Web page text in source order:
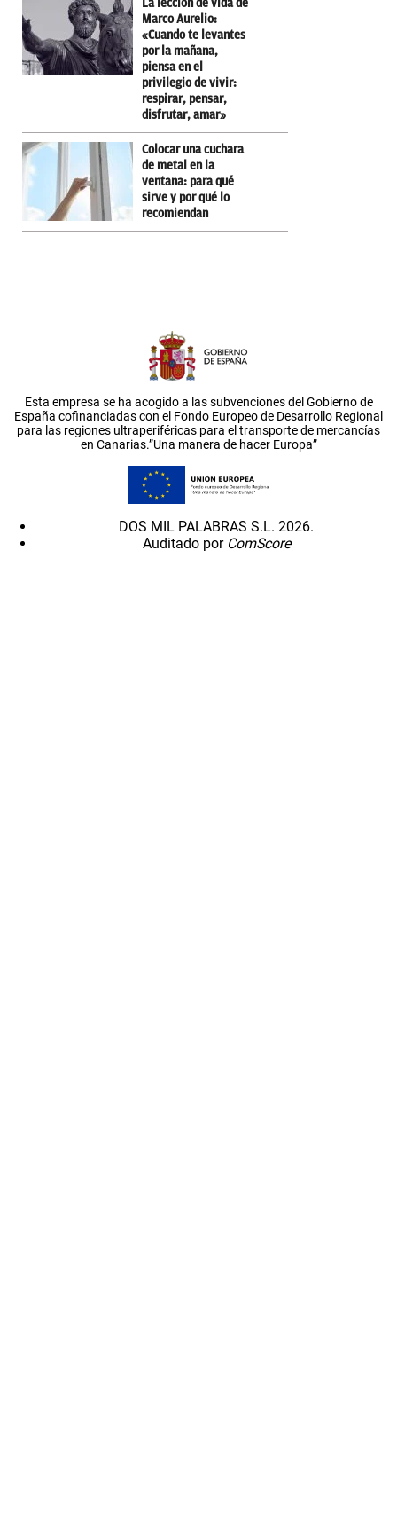
La lección de vida de
Marco Aurelio:
«Cuando te levantes
por la mañana,
piensa en el
privilegio de vivir:
respirar, pensar,
disfrutar, amar»
Colocar una cuchara
de metal en la
ventana: para qué
sirve y por qué lo
recomiendan
Esta empresa se ha acogido a las subvenciones del Gobierno de
España cofinanciadas con el Fondo Europeo de Desarrollo Regional
para las regiones ultraperiféricas para el transporte de mercancías
en Canarias.”Una manera de hacer Europa”
DOS MIL PALABRAS S.L. 2026.
Auditado por ComScore